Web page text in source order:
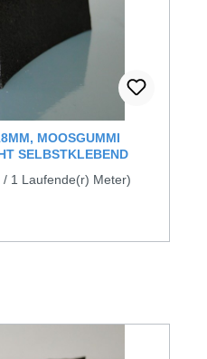
MOOSGUMMI
SELBSTKLEBEND
/ 1 Laufende(r) Meter)